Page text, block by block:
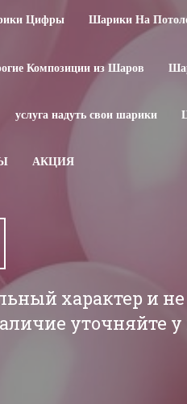
Цифры Шарики На
Композиции из Шаров
услуга надуть свои шарики
АКЦИЯ
характер и
уточняйте